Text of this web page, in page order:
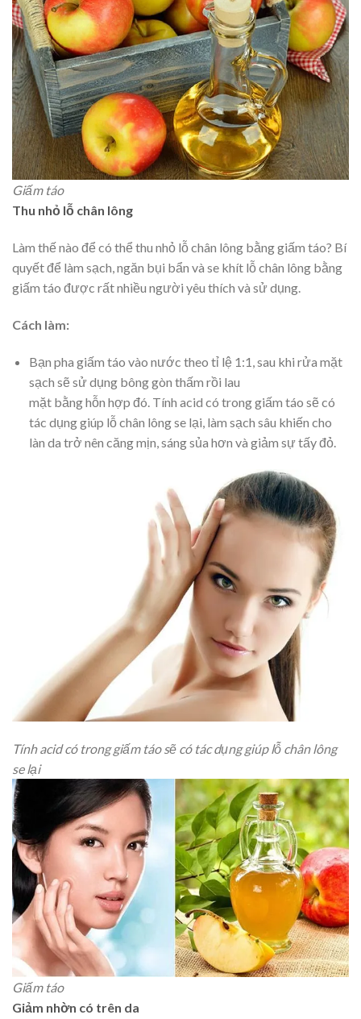
Giấm táo
Thu nhỏ lỗ chân lông
Làm thế nào để có thể thu nhỏ lỗ chân lông bằng giấm táo? Bí
quyết để làm sạch, ngăn bụi bẩn và se khít lỗ chân lông bằng
giấm táo được rất nhiều người yêu thích và sử dụng.
Cách làm:
Bạn pha giấm táo vào nước theo tỉ lệ 1:1, sau khi rửa mặt
sạch sẽ sử dụng bông gòn thấm rồi lau
mặt bằng hỗn hợp đó. Tính acid có trong giấm táo sẽ có
tác dụng giúp lỗ chân lông se lại, làm sạch sâu khiến cho
làn da trở nên căng mịn, sáng sủa hơn và giảm sự tấy đỏ.
Tính acid có trong giấm táo sẽ có tác dụng giúp lỗ chân lông
se lại
Giấm táo
Giảm nhờn có trên da